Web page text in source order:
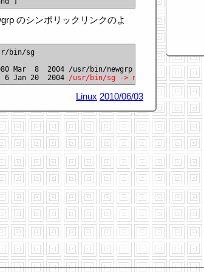
のシンボリックリンクのよ
bin/sg
Mar  8  2004 /usr/bin/newgrp
Jan 20  2004 /usr/bin/sg -> newgrp
Linux 2010/06/03